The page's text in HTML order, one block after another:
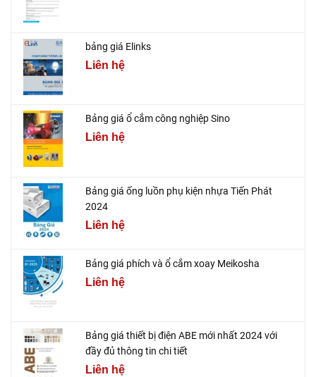
bảng giá Elinks
Liên hệ
Bảng giá ổ cắm công nghiệp Sino
Liên hệ
Bảng giá ống luồn phụ kiện nhựa Tiến Phát
2024
Liên hệ
Bảng giá phích và ổ cắm xoay Meikosha
Liên hệ
Bảng giá thiết bị điện ABE mới nhất 2024 với
đầy đủ thông tin chi tiết
Liên hệ